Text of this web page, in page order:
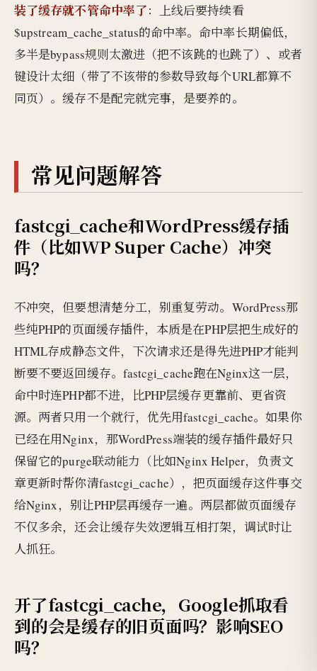
装了缓存就不管命中率了：上线后要持续看
$upstream_cache_status的命中率。命中率长期偏低，
多半是bypass规则太激进（把不该跳的也跳了）、或者
键设计太细（带了不该带的参数导致每个URL都算不
同页）。缓存不是配完就完事，是要养的。
常见问题解答
fastcgi_cache和WordPress缓存插
件（比如WP Super Cache）冲突
吗？
不冲突，但要想清楚分工，别重复劳动。WordPress那
些纯PHP的页面缓存插件，本质是在PHP层把生成好的
HTML存成静态文件，下次请求还是得先进PHP才能判
断要不要返回缓存。fastcgi_cache跑在Nginx这一层，
命中时连PHP都不进，比PHP层缓存更靠前、更省资
源。两者只用一个就行，优先用fastcgi_cache。如果你
已经在用Nginx，那WordPress端装的缓存插件最好只
保留它的purge联动能力（比如Nginx Helper，负责文
章更新时帮你清fastcgi_cache），把页面缓存这件事交
给Nginx，别让PHP层再缓存一遍。两层都做页面缓存
不仅多余，还会让缓存失效逻辑互相打架，调试时让
人抓狂。
开了fastcgi_cache，Google抓取看
到的会是缓存的旧页面吗？影响SEO
吗？